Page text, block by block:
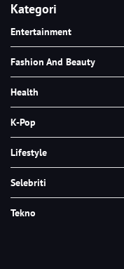
Kategori
Entertainment
Fashion And Beauty
Health
K-Pop
Lifestyle
Selebriti
Tekno